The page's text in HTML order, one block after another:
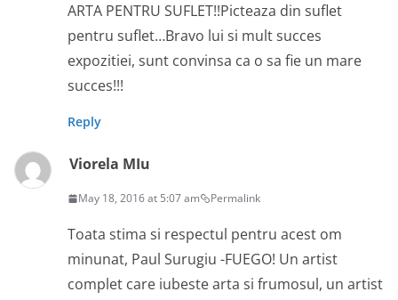
ARTA PENTRU SUFLET!!Picteaza din suflet
pentru suflet…Bravo lui si mult succes
expozitiei, sunt convinsa ca o sa fie un mare
succes!!!
Reply
Viorela MIu
May 18, 2016 at 5:07 am Permalink
Toata stima si respectul pentru acest om
minunat, Paul Surugiu -FUEGO! Un artist
complet care iubeste arta si frumosul, un artist